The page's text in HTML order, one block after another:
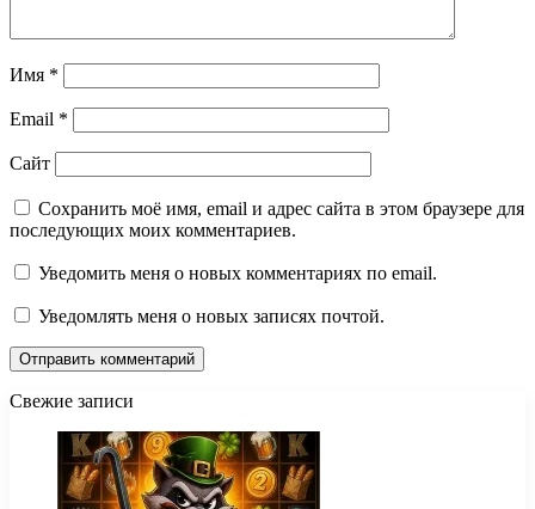
Имя *
Email *
Сайт
Сохранить моё имя, email и адрес сайта в этом браузере для
последующих моих комментариев.
Уведомить меня о новых комментариях по email.
Уведомлять меня о новых записях почтой.
Свежие записи